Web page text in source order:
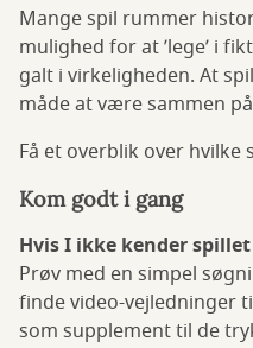
Mange spil rummer
mulighed for at ’lege’ i
galt i virkeligheden. At
måde at være sammen
Få et overblik over hvilke
Kom godt i gang
Hvis I ikke kender
Prøv med en simpel
finde video-vejledninger
som supplement til de